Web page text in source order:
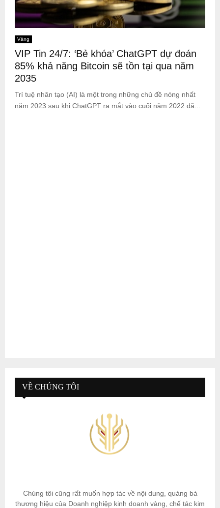
Vàng
VIP Tin 24/7: ‘Bẻ khóa’ ChatGPT dự đoán
85% khả năng Bitcoin sẽ tồn tại qua năm
2035
Trí tuệ nhân tạo (AI) là một trong những chủ đề nóng nhất
năm 2023 sau khi ChatGPT ra mắt vào cuối năm 2022 đã...
VỀ CHÚNG TÔI
Chúng tôi cũng rất muốn hợp tác về nội dung, quảng bá
thương hiệu của Doanh nghiệp kinh doanh vàng, chế tác kim